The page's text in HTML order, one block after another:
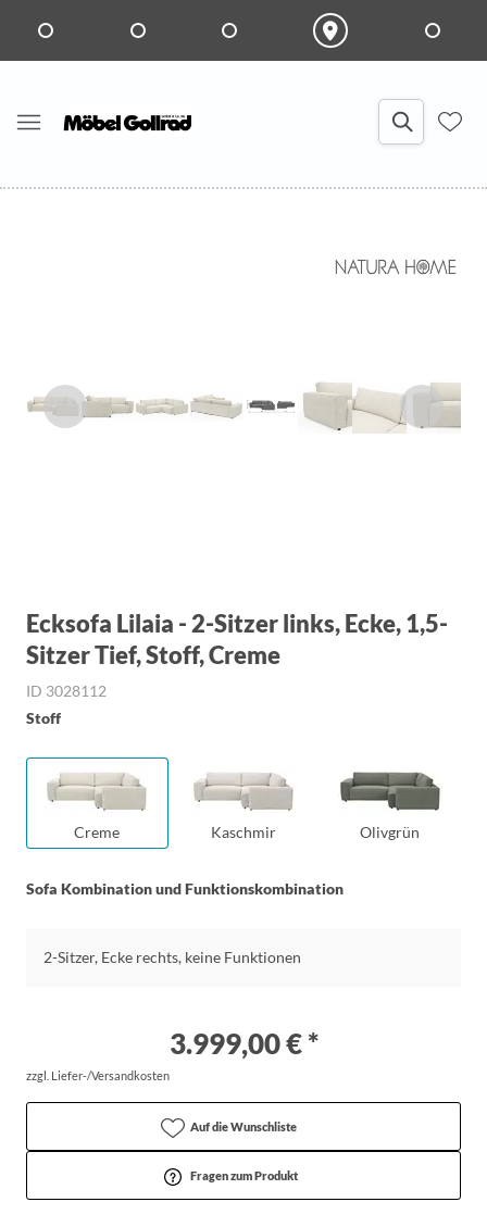
Ecksofa Lilaia - 2-Sitzer links, Ecke, 1,5-
Sitzer Tief, Stoff, Creme
ID 3028112
Stoff
Creme Kaschmir Olivgrün
Sofa Kombination und Funktionskombination
2-Sitzer, Ecke rechts, keine Funktionen
3.999,00 € *
zzgl. Liefer-/Versandkosten
Auf die Wunschliste
Fragen zum Produkt